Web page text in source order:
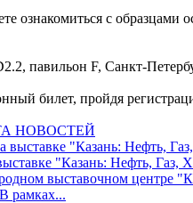
с образцами
павильон F, Санкт-
билет, пройдя
"Казань: Нефть, Газ,
выставочном центре
рамках...